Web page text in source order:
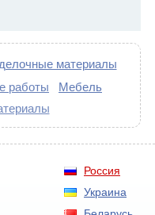
материалы
работы
Мебель
Россия
Украина